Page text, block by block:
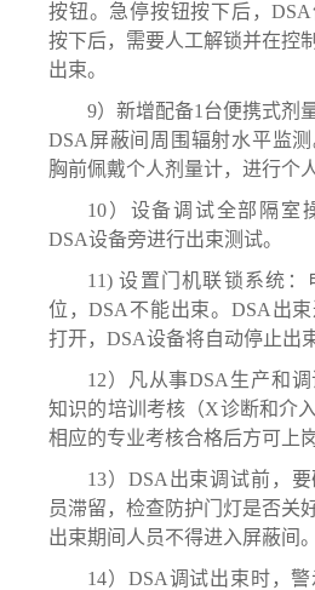
按钮。急停按钮按下后，
按下后，需要人工解锁并在控
出束。
9）新增配备1 台便携式剂
DSA屏蔽间周围辐射水平监
胸前佩戴个人剂量计，进行个
10）设备调试全部隔室
DSA设备旁进行出束测试。
11) 设置门机联锁系统：
位，DSA不能出束。DSA出束
打开，DSA设备将自动停止出束
12）
凡从事DSA生产和调
知识的培训 考核（X诊断和介
相应的专业考核合格后方可上
13）DSA出束调试前 ，要
员滞留， 检查防护门灯是否关
出束期间 人员不得进入屏蔽间。
14）DSA调试出束时，